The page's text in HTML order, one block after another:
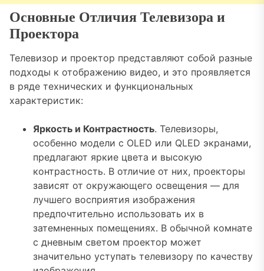
Основные Отличия Телевизора и
Проектора
Телевизор и проектор представляют собой разные
подходы к отображению видео, и это проявляется
в ряде технических и функциональных
характеристик:
Яркость и Контрастность. Телевизоры,
особенно модели с OLED или QLED экранами,
предлагают яркие цвета и высокую
контрастность. В отличие от них, проекторы
зависят от окружающего освещения — для
лучшего восприятия изображения
предпочтительно использовать их в
затемненных помещениях. В обычной комнате
с дневным светом проектор может
значительно уступать телевизору по качеству